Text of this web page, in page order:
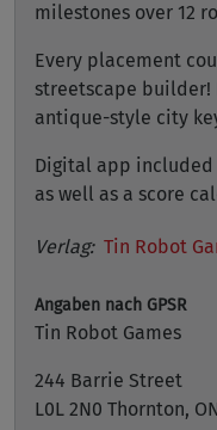
milestones over 12
Every placement
streetscape builder!
antique-style city
Digital app
as well as a score
Verlag: Tin Robot
Angaben nach GPSR
Tin Robot Games
244 Barrie Street
L0L 2N0 Thornton,